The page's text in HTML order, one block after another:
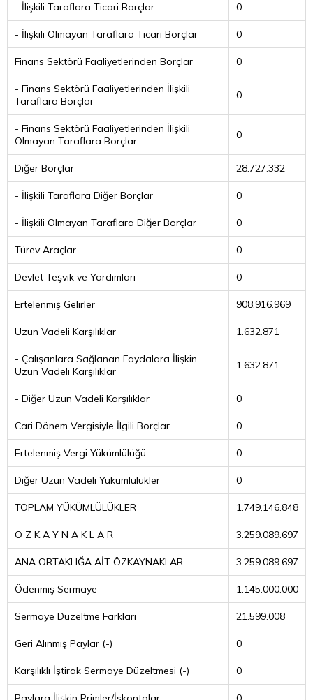
- İlişkili Taraflara Ticari Borçlar 0
- İlişkili Olmayan Taraflara Ticari Borçlar 0
Finans Sektörü Faaliyetlerinden Borçlar 0
- Finans Sektörü Faaliyetlerinden İlişkili
Taraflara Borçlar
0
- Finans Sektörü Faaliyetlerinden İlişkili
Olmayan Taraflara Borçlar
0
Diğer Borçlar 28.727.332
- İlişkili Taraflara Diğer Borçlar 0
- İlişkili Olmayan Taraflara Diğer Borçlar 0
Türev Araçlar 0
Devlet Teşvik ve Yardımları 0
Ertelenmiş Gelirler 908.916.969
Uzun Vadeli Karşılıklar 1.632.871
- Çalışanlara Sağlanan Faydalara İlişkin
Uzun Vadeli Karşılıklar
1.632.871
- Diğer Uzun Vadeli Karşılıklar 0
Cari Dönem Vergisiyle İlgili Borçlar 0
Ertelenmiş Vergi Yükümlülüğü 0
Diğer Uzun Vadeli Yükümlülükler 0
TOPLAM YÜKÜMLÜLÜKLER 1.749.146.848
Ö Z K A Y N A K L A R 3.259.089.697
ANA ORTAKLIĞA AİT ÖZKAYNAKLAR 3.259.089.697
Ödenmiş Sermaye 1.145.000.000
Sermaye Düzeltme Farkları 21.599.008
Geri Alınmış Paylar (-) 0
Karşılıklı İştirak Sermaye Düzeltmesi (-) 0